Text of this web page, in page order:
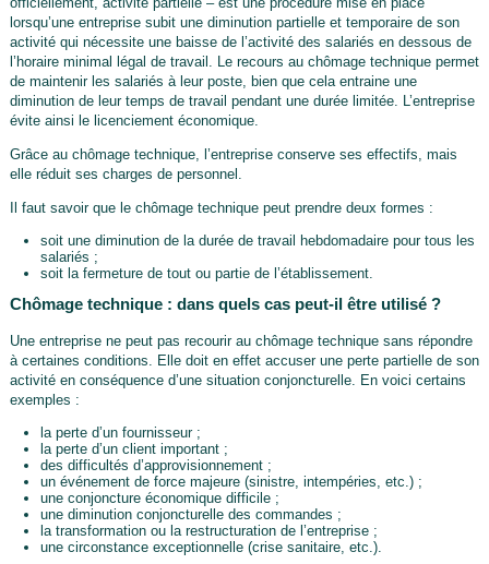
lorsqu’une entreprise subit une diminution partielle et temporaire de son
activité qui nécessite une baisse de l’activité des salariés en dessous de
l’horaire minimal légal de travail. Le recours au chômage technique permet
de maintenir les salariés à leur poste, bien que cela entraine une
diminution de leur temps de travail pendant une durée limitée. L’entreprise
évite ainsi le licenciement économique.
Grâce au chômage technique, l’entreprise conserve ses effectifs, mais
elle réduit ses charges de personnel.
Il faut savoir que le chômage technique peut prendre deux formes :
soit une diminution de la durée de travail hebdomadaire pour tous les
salariés ;
soit la fermeture de tout ou partie de l’établissement.
Chômage technique : dans quels cas peut-il être utilisé ?
Une entreprise ne peut pas recourir au chômage technique sans répondre
à certaines conditions. Elle doit en effet accuser une perte partielle de son
activité en conséquence d’une situation conjoncturelle. En voici certains
exemples :
la perte d’un fournisseur ;
la perte d’un client important ;
des difficultés d’approvisionnement ;
un événement de force majeure (sinistre, intempéries, etc.) ;
une conjoncture économique difficile ;
une diminution conjoncturelle des commandes ;
la transformation ou la restructuration de l’entreprise ;
une circonstance exceptionnelle (crise sanitaire, etc.).